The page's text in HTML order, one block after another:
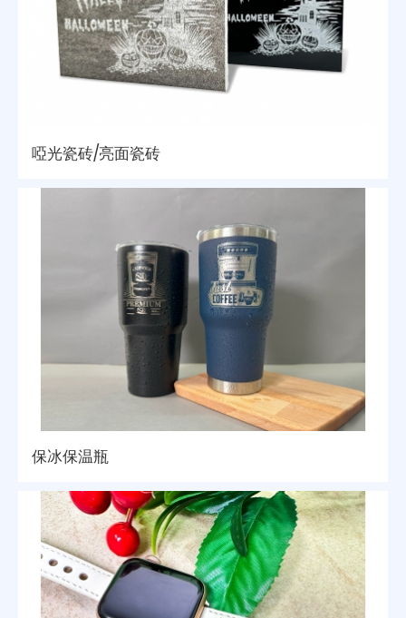
啞光瓷砖/亮面瓷砖
保冰保温瓶